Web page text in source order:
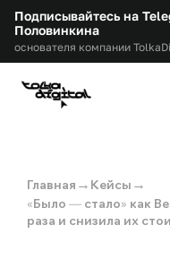
Подписывайтесь на
Половинкина
основателя компании
Главная → Кейсы →
«Было — стало» как
раза и снизила их